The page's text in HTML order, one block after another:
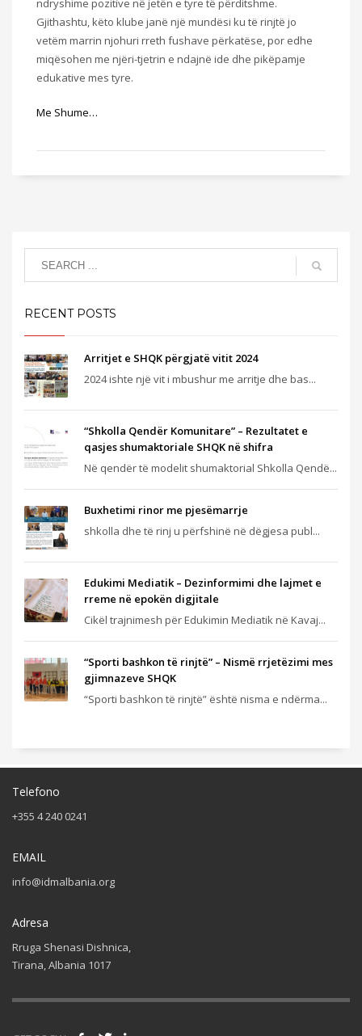
ndryshime pozitive në jetën e tyre të përditshme.
Gjithashtu, këto klube janë një mundësi ku të rinjtë jo
vetëm marrin njohuri rreth fushave përkatëse, por edhe
miqësohen me njëri-tjetrin e ndajnë ide dhe pikëpamje
edukative mes tyre.
Me Shume…
RECENT POSTS
Arritjet e SHQK përgjatë vitit 2024
2024 ishte një vit i mbushur me arritje dhe bas...
“Shkolla Qendër Komunitare” – Rezultatet e
qasjes shumaktoriale SHQK në shifra
Në qendër të modelit shumaktorial Shkolla Qendë...
Buxhetimi rinor me pjesëmarrje
shkolla dhe të rinj u përfshinë në dëgjesa publ...
Edukimi Mediatik – Dezinformimi dhe lajmet e
rreme në epokën digjitale
Cikël trajnimesh për Edukimin Mediatik në Kavaj...
“Sporti bashkon të rinjtë” – Nismë rrjetëzimi mes
gjimnazeve SHQK
“Sporti bashkon të rinjtë” është nisma e ndërma...
Telefono
+355 4 240 0241
EMAIL
info@idmalbania.org
Adresa
Rruga Shenasi Dishnica,
Tirana, Albania 1017